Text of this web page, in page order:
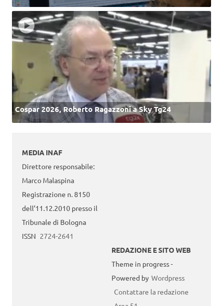
Cospar 2026, Roberto Ragazzoni a Sky Tg24
MEDIA INAF
Direttore responsabile:
Marco Malaspina
Registrazione n. 8150
dell’11.12.2010 presso il
Tribunale di Bologna
ISSN 2724-2641
REDAZIONE E SITO WEB
Theme in progress -
Powered by Wordpress
Contattare la redazione